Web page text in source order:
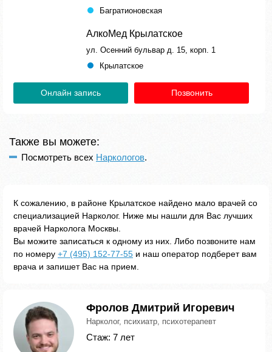
Багратионовская
АлкоМед Крылатское
ул. Осенний бульвар д. 15, корп. 1
Крылатское
Онлайн запись Позвонить
Также вы можете:
Посмотреть всех Наркологов.
К сожалению, в районе Крылатское найдено мало врачей со
специализацией Нарколог. Ниже мы нашли для Вас лучших
врачей Нарколога Москвы.
Вы можите записаться к одному из них. Либо позвоните нам
по номеру +7 (495) 152-77-55 и наш оператор подберет вам
врача и запишет Вас на прием.
Фролов Дмитрий Игоревич
Нарколог, психиатр, психотерапевт
Стаж: 7 лет